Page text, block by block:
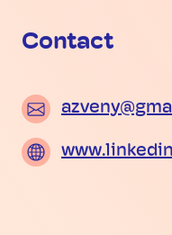
Contact